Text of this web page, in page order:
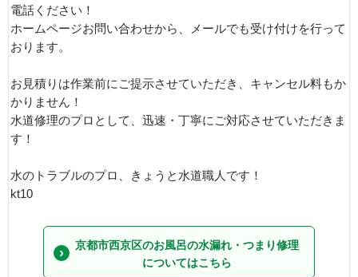
電話ください！
ホームページお問い合わせから、メールでも受け付けを行って
おります。
お見積りは作業前にご提示させていただき、キャンセル料もか
かりません！
水道修理のプロとして、迅速・丁寧にご対応させていただきま
す！
水のトラブルのプロ、きょうと水道職人です！
kt10
京都市西京区のお風呂の水漏れ・つまり修理
についてはこちら